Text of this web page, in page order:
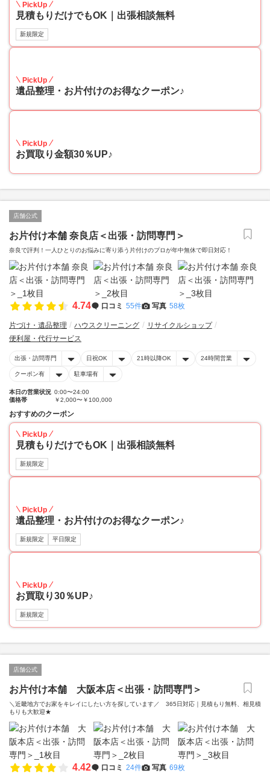
PickUp
見積もりだけでもOK｜出張相談無料
新規限定
PickUp
遺品整理・お片付けのお得なクーポン♪
PickUp
お買取り金額30％UP♪
店舗公式
お片付け本舗 奈良店＜出張・訪問専門＞
奈良で評判！一人ひとりのお悩みに寄り添う片付けのプロが年中無休で即日対応！
4.74 口コミ 55件 写真 58枚
片づけ・遺品整理 ハウスクリーニング
リサイクルショップ
便利屋・代行サービス
出張・訪問専門 日祝OK 21時以降OK 24時間営業
クーポン有 駐車場有
本日の営業状況 0:00〜24:00
価格帯
￥2,000〜￥100,000
おすすめのクーポン
PickUp
見積もりだけでもOK｜出張相談無料
新規限定
PickUp
遺品整理・お片付けのお得なクーポン♪
新規限定 平日限定
PickUp
お買取り30％UP♪
新規限定
店舗公式
お片付け本舗 大阪本店＜出張・訪問専門＞
＼近畿地方でお家をキレイにしたい方を探しています／ 365日対応｜見積もり無料、相見積
もりも大歓迎★
4.42 口コミ 24件 写真 69枚